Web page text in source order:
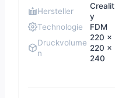
Hersteller
Crealit
y
Technologie
FDM
Druckvolume
n
220 x
220 x
240